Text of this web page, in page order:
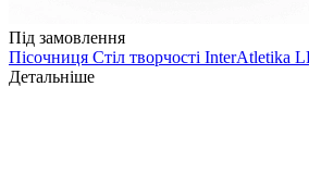
Під замовлення
Пісочниця Стіл творчості InterAtletika
Детальніше